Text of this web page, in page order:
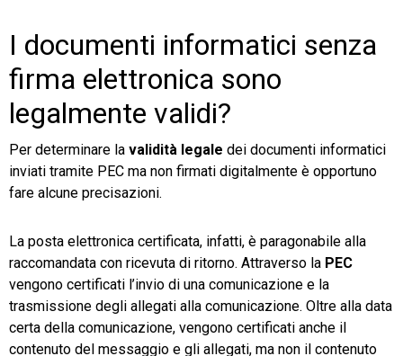
I documenti informatici senza
firma elettronica sono
legalmente validi?
Per determinare la validità legale dei documenti informatici
inviati tramite PEC ma non firmati digitalmente è opportuno
fare alcune precisazioni.
La posta elettronica certificata, infatti, è paragonabile alla
raccomandata con ricevuta di ritorno. Attraverso la PEC
vengono certificati l’invio di una comunicazione e la
trasmissione degli allegati alla comunicazione. Oltre alla data
certa della comunicazione, vengono certificati anche il
contenuto del messaggio e gli allegati, ma non il contenuto